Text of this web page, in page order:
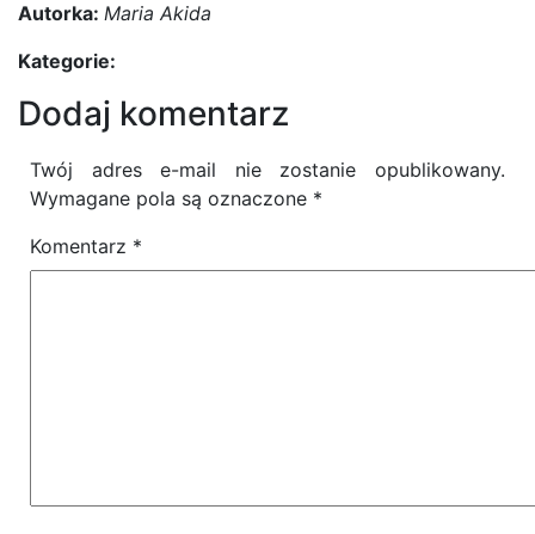
Autorka: Maria Akida
Kategorie:
Dodaj komentarz
Twój adres e-mail nie zostanie opublikowany.
Wymagane pola są oznaczone *
Komentarz *